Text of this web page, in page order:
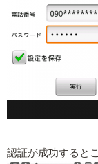
認証が成功すると